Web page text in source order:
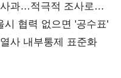
과…적극적 조사로
협력 없으면 '공수표'
사 내부통제 표준화